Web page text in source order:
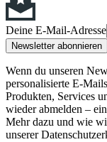
Deine E-Mail-Adresse
Newsletter abonnieren
Wenn du unseren
personalisierte E-
Produkten, Services
wieder abmelden –
Mehr dazu und wie
unserer